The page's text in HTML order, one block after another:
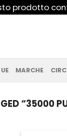
prodotto
MARCHE
“35000